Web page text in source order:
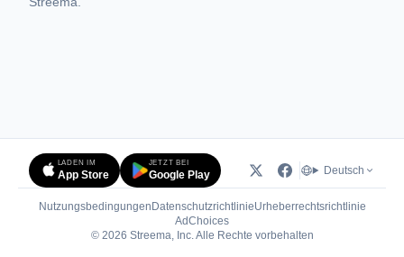
LADEN IM
App Store
JETZT BEI
Google Play Deutsch
Nutzungsbedingungen DatenschutzrichtlinieUrheberrechtsrichtlinie
AdChoices(öffnet in neuem Tab)
© 2026 Streema, Inc. Alle Rechte vorbehalten